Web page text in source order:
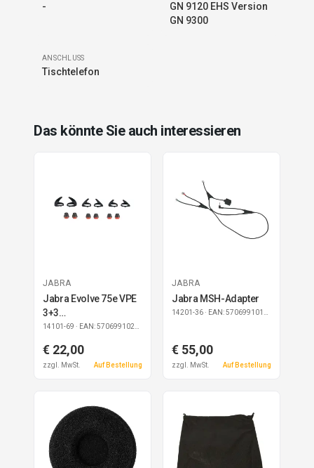
-
GN 9120 EHS Version
GN 9300
ANSCHLUSS
Tischtelefon
Das könnte Sie auch interessieren
JABRA
Jabra Evolve 75e VPE
3+3
EarGels+EarWings
14101-69 · EAN: 5706991021301
€ 22,00
zzgl. MwSt. Auf Bestellung
JABRA
Jabra MSH-Adapter
14201-36 · EAN: 5706991014655
€ 55,00
zzgl. MwSt. Auf Bestellung